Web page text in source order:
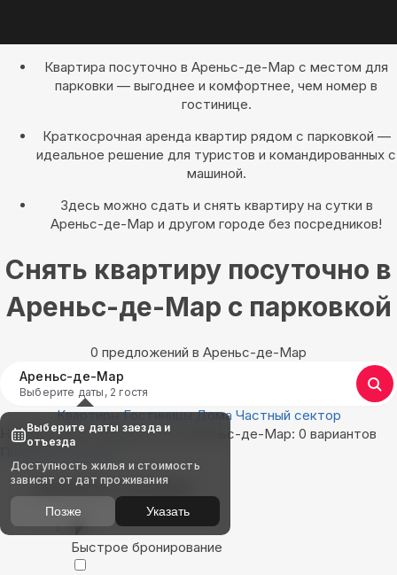
Квартира посуточно в Ареньс-де-Мар с местом для
парковки — выгоднее и комфортнее, чем номер в
гостинице.
Краткосрочная аренда квартир рядом с парковкой —
идеальное решение для туристов и командированных с
машиной.
Здесь можно сдать и снять квартиру на сутки в
Ареньс-де-Мар и другом городе без посредников!
Снять квартиру посуточно в
Ареньс-де-Мар с парковкой
0 предложений в Ареньс-де-Мар
Ареньс-де-Мар
Выберите даты, 2 гостя
Квартиры Гостиницы Дома Частный сектор
Найдём, где остановиться в Ареньс-де-Мар: 0 вариантов
Показать на карте
Выбирайте лучшее
Быстрое бронирование
Выберите даты заезда и
отъезда
Доступность жилья и стоимость
зависят от дат проживания
Позже Указать